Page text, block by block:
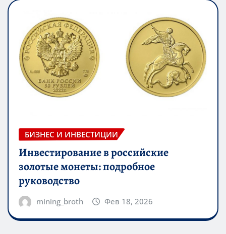
БИЗНЕС И ИНВЕСТИЦИИ
Инвестирование в российские
золотые монеты: подробное
руководство
mining_broth Фев 18, 2026